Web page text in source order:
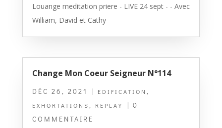
Louange meditation priere - LIVE 24 sept - - Avec
William, David et Cathy
Change Mon Coeur Seigneur N°114
DÉC 26, 2021 | EDIFICATION ,
EXHORTATIONS , REPLAY
| 0
COMMENTAIRE